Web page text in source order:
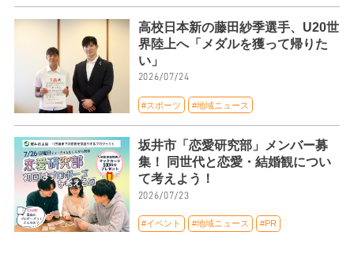
高校日本新の藤田紗季選手、U20世
界陸上へ「メダルを獲って帰りた
い」
2026/07/24
#スポーツ #地域ニュース
坂井市「恋愛研究部」メンバー募
集！ 同世代と恋愛・結婚観につい
て考えよう！
2026/07/23
#イベント #地域ニュース #PR